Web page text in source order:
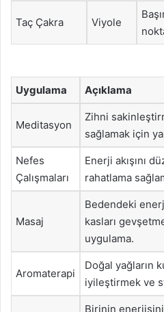
Taç Çakra Viyole
Uygulama Açıklama
Meditasyon
Zihni
sağlamak için
Nefes
Çalışmaları
Enerji akışını
rahatlama
Masaj
Bedendeki
kasları
uygulama.
Aromaterapi
Doğal yağların
iyileştirmek ve
Birinin